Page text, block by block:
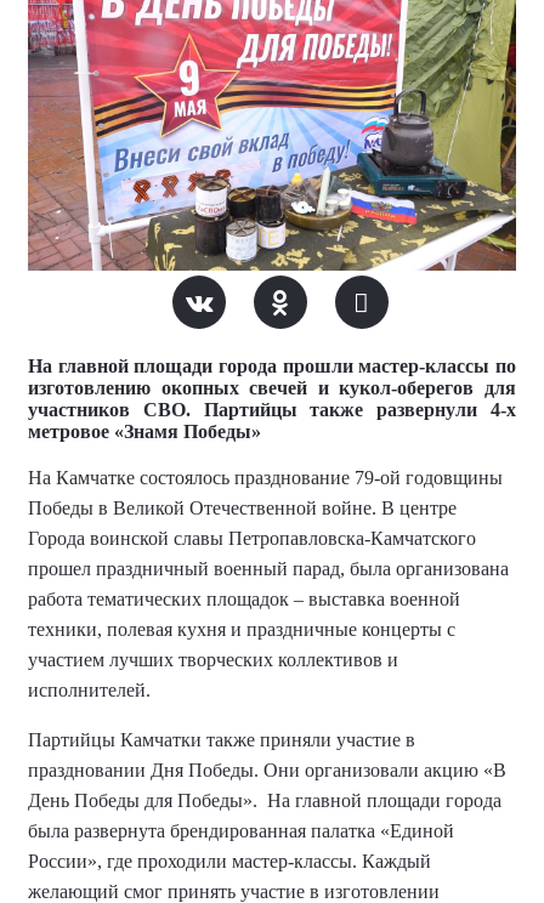
На главной площади города прошли мастер-классы по
изготовлению окопных свечей и кукол-оберегов для
участников СВО. Партийцы также развернули 4-х
метровое «Знамя Победы»
На Камчатке состоялось празднование 79-ой годовщины
Победы в Великой Отечественной войне. В центре
Города воинской славы Петропавловска-Камчатского
прошел праздничный военный парад, была организована
работа тематических площадок – выставка военной
техники, полевая кухня и праздничные концерты с
участием лучших творческих коллективов и
исполнителей.
Партийцы Камчатки также приняли участие в
праздновании Дня Победы. Они организовали акцию «В
День Победы для Победы». На главной площади города
была развернута брендированная палатка «Единой
России», где проходили мастер-классы. Каждый
желающий смог принять участие в изготовлении